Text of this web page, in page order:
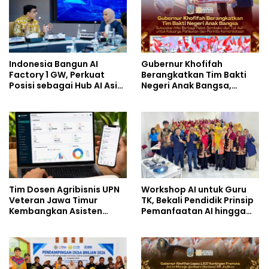
Indonesia Bangun AI
Factory 1 GW, Perkuat
Posisi sebagai Hub AI Asia
Gubernur Khofifah
Berangkatkan Tim Bakti
Negeri Anak Bangsa,
dan Perintis Kemerdekaan
Tim Dosen Agribisnis UPN
Veteran Jawa Timur
Kembangkan Asisten
UMKM
Workshop AI untuk Guru
TK, Bekali Pendidik Prinsip
Pemanfaatan AI hingga